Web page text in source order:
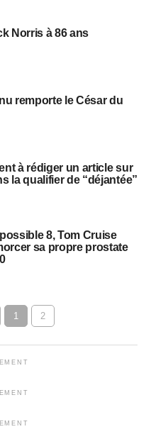
Norris à 86 ans
remporte le César du
à rédiger un article sur
la qualifier de “déjantée”
8, Tom Cruise
sa propre prostate
1 2